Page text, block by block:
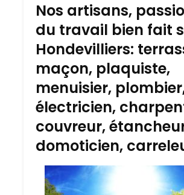
Nos artisans,
du travail bien fait
Hondevilliers:
maçon, plaquiste,
menuisier,
électricien,
couvreur,
domoticien,